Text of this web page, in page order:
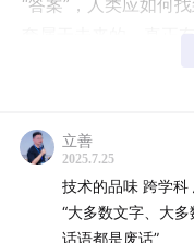
“答案”，人类应如何
嘉宾
老喻（孤独大脑 主
时间线
立善
2025.7.25
技术的品味 跨学科
“大多数文字、大
话语都是废话”